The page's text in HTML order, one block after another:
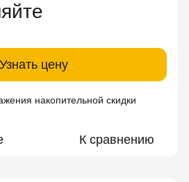
Узнать цену
накопительной скидки
К сравнению